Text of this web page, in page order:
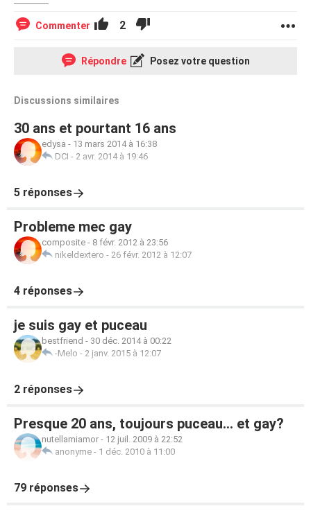
Commenter 2
Répondre Posez votre question
Discussions similaires
30 ans et pourtant 16 ans
edysa - 13 mars 2014 à 16:38
DCI - 2 avr. 2014 à 19:46
5 réponses
Probleme mec gay
composite - 8 févr. 2012 à 23:56
nikeldextero - 26 févr. 2012 à 12:07
4 réponses
je suis gay et puceau
bestfriend - 30 déc. 2014 à 00:22
-Melo - 2 janv. 2015 à 12:07
2 réponses
Presque 20 ans, toujours puceau... et gay?
nutellamiamor - 12 juil. 2009 à 22:52
anonyme - 1 déc. 2010 à 11:00
79 réponses